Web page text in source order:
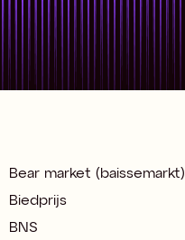
Bear market (baissemarkt)
Biedprijs
BNS